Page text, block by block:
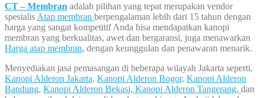
CT – Membran adalah pilihan yang tepat merupakan vendor
spesialis Atap membran berpengalaman lebih dari 15 tahun dengan
harga yang sangat kompetitif Anda bisa mendapatkan kanopi
membran yang berkualitas, awet dan bergaransi, juga menawarkan
Harga atap membran, dengan keunggulan dan penawaran menarik.
Menyediakan jasa pemasangan di beberapa wilayah Jakarta seperti,
Kanopi Alderon Jakarta, Kanopi Alderon Bogor, Kanopi Alderon
Bandung, Kanopi Alderon Bekasi, Kanopi Alderon Tangerang, dan